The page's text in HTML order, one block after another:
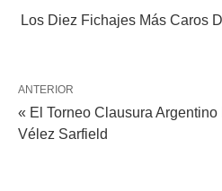
Los Diez Fichajes Más Caros
ANTERIOR
« El Torneo Clausura
Vélez Sarfield